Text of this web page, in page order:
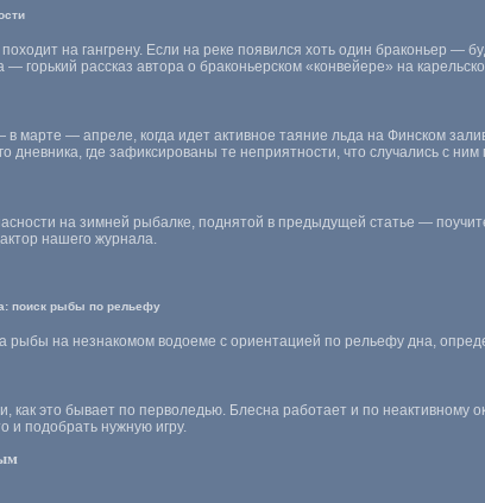
походит на гангрену. Если на реке появился хоть один браконьер —
— горький рассказ автора о браконьерском «конвейере» на
марте — апреле, когда идет активное таяние льда на Финском
дневника, где зафиксированы те неприятности, что случались с
на зимней рыбалке, поднятой в предыдущей статье —
нашего журнала.
поиск рыбы по рельефу
рыбы на незнакомом водоеме с ориентацией по рельефу дна,
как это бывает по перволедью. Блесна работает и по
и подобрать нужную игру.